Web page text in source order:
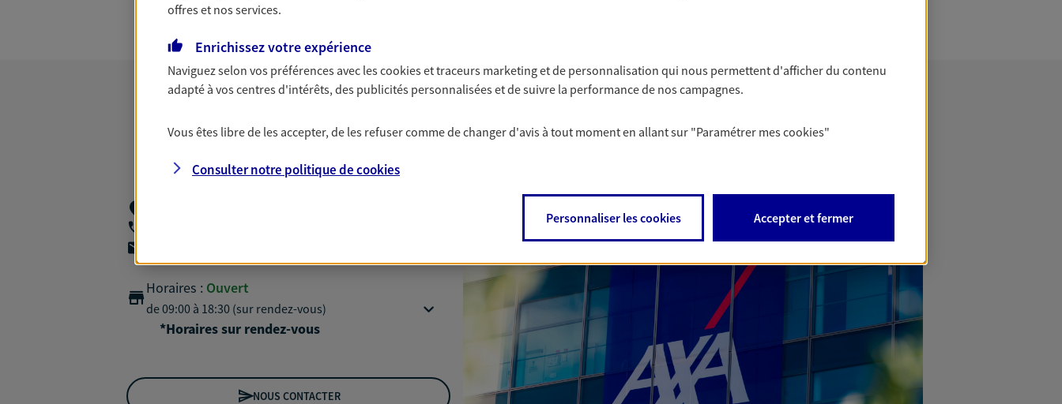
Nous rencontrer
Horaires : Ouvert
de 09:00 à 18:30 (sur rendez-vous)
*Horaires sur rendez-vous
NOUS CONTACTER
offres et nos services.
Enrichissez votre expérience
Naviguez selon vos préférences avec lescookies et traceurs marketing et de personnalisation qui nous permettent d'afficher du contenu
adapté à vos centres d'intérêts, des publicités personnalisées et de suivre la performance de nos campagnes.
Vous êtes libre de les accepter, de les refuser comme de changer d'avis à tout moment en allant sur "Paramétrer mescookies"
Consulter notre politique decookies
Personnaliser les cookies Accepter et fermer